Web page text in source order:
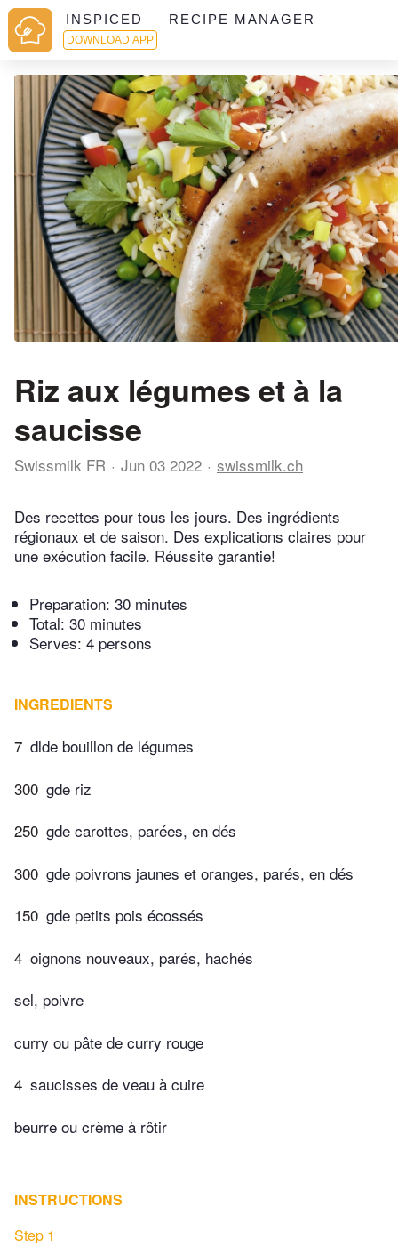
INSPICED — RECIPE MANAGER
DOWNLOAD APP
Riz aux légumes et à la
saucisse
Swissmilk FR Jun 03 2022 swissmilk.ch
Des recettes pour tous les jours. Des ingrédients
régionaux et de saison. Des explications claires pour
une exécution facile. Réussite garantie!
Preparation: 30 minutes
Total: 30 minutes
Serves: 4 persons
INGREDIENTS
7 dlde bouillon de légumes
300 gde riz
250 gde carottes, parées, en dés
300 gde poivrons jaunes et oranges, parés, en dés
150 gde petits pois écossés
4 oignons nouveaux, parés, hachés
sel, poivre
curry ou pâte de curry rouge
4 saucisses de veau à cuire
beurre ou crème à rôtir
INSTRUCTIONS
Step 1